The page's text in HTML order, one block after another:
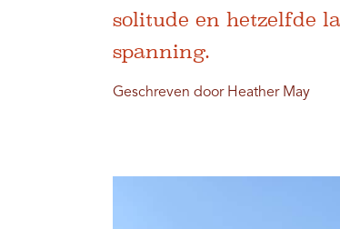
solitude en hetzelfde
spanning.
Geschreven door Heather May